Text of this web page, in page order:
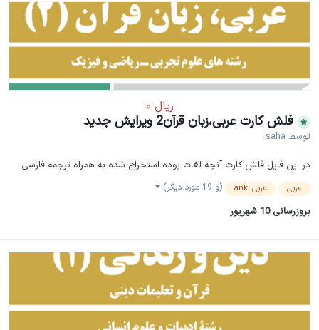
فلش کارت عربی،زبان قرآن2 ویرایش جدید
توسطsaha
در این فایل فلش کارت آنچه لغات بوده استخراج شده به همراه ترجمه فارسی
عربی عربی anki (و 19 مورد دیگر)
بروزرسانی 10 شهریور